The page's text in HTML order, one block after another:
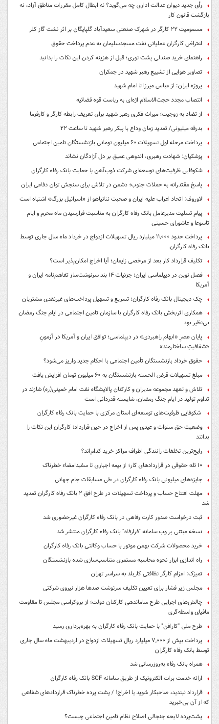
رأی جدید دیوان عدالت اداری چه می‌گوید؟ نه ابطال کامل مقررات مناطق آزاد، نه
بازگشت قانون کار
مسمومیت ۲۲ کارگر در شهرک صنعتی سعیدآباد گلپایگان بر اثر نشت گاز کلر
اعتراض کارگران عملیاتی نفت مسجدسلیمان به عدم پرداخت حقوق
راهنمای خرید صندلی پشت توری؛ قبل از هزینه کردن این نکات را بدانید
تصاویر هوایی از تشییع رهبر شهید در جمکران
پروژه ایران: از عباس میرزا تا امام شهید
انتصاب مجدد حجت‌الاسلام اژه‌ای به ریاست قوه‌ قضائیه
از تضاد به زوجیت؛ میراث فکری رهبر شهید برای تعریف رابطه کارگر و کارفرما
بدرقه میلیونی/ تمدید زمان وداع با پیکر رهبر شهید تا ساعت ۲۲
پرداخت مرحله اول تسهیلات ۶۰ میلیون تومانی بازنشستگان تامین اجتماعی
پزشکیان: شهادت رهبری، اندوهی عمیق بر دل آزادگان نشاند
شکوفایی ظرفیت‌های توسعه‌ای شرکت ذوب‌آهن با حمایت‌ بانک رفاه کارگران
پاسخ مقتدرانه به حملات جنوب؛ دشمن در تلاش برای سنجش توان دفاعی ایران
لاوروف: اتحاد اعراب علیه ایران و صحبت نتانیاهو از «اسرائیل بزرگ» اشتباه است
پیام تسلیت مدیرعامل بانک رفاه کارگران به مناسبت فرارسیدن ماه محرم و ایام
تاسوعا و عاشورای حسینی
پرداخت حدود ۱۱,۰۰۰ میلیارد ریال تسهیلات ازدواج در خرداد ماه سال جاری توسط
بانک رفاه کارگران
تکلیف قرارداد کار بعد از مرخصی زایمان؛ آیا اخراج امکان‌پذیر است؟
فصل نوین در دیپلماسی ایران؛ جزئیات ۱۴ بند سرنوشت‌ساز تفاهم‌نامه ایران و
آمریکا
چک دیجیتال بانک رفاه کارگران؛ تسریع و تسهیل پرداخت‌های غیرنقدی مشتریان
همکاری اثربخش بانک رفاه کارگران با سازمان تامین اجتماعی در ایام جنگ رمضان
بی‌نظیر بود
پایان عصرِ «ابهام راهبردی» در دیپلماسی؛ توافق ایران و آمریکا در آزمونِ
«شفافیتِ ساختارمند»
حقوق خرداد بازنشستگان تأمین اجتماعی با احکام جدید واریز می‌شود؟
مبلغ تسهیلات قرض الحسنه بازنشستگان به ۶۰ میلیون تومان افزایش یافت
تلاش و تعهد مجموعه مدیران و کارکنان پالایشگاه نفت امام خمینی(ره) شازند در
تداوم تولید در ایام جنگ رمضان، شایسته قدردانی است
شکوفایی ظرفیت‌های توسعه‌ای استان مرکزی با حمایت بانک رفاه کارگران
وضعیت حق سنوات و عیدی پس از اخراج در حین قرارداد؛ کارگران این نکات را
بدانند
رایج‌ترین تخلفات رانندگی اطراف مراکز خرید کدام‌اند؟
۱۰ تله حقوقی در قراردادهای کار؛ از بیمه اجباری تا سفیدامضاء خطرناک
جایزه‌های میلیونی بانک رفاه کارگران در طی مسابقات جام جهانی
مهلت افتتاح حساب و پرداخت تسهیلات در طرح افق ۲ بانک رفاه کارگران تمدید
شد
ثبت درخواست صدور کارت رفاهی در بانک رفاه کارگران غیرحضوری شد
نسخه مبتنی بر وب سامانه "فرارفاه" بانک رفاه کارگران منتشر شد
خرید محصولات شرکت بهمن موتور با حساب وکالتی بانک رفاه کارگران
راه اندازی ابزار نحوه محاسبه مستمری متناسب‌سازی شده بازنشستگان
تمیزک: اعزام کارگر نظافتی کاربلد به سراسر تهران
مجلس زیر فشار برای تعیین تکلیف سرنوشت صدها هزار نیروی شرکتی
چالش‌های اجرایی طرح ساماندهی کارکنان دولت؛ از بروکراسی مجلس تا مقاومت
مافیای واسطه‌گری
طرح ملی "کارافن" با حمایت بانک رفاه کارگران به بهره‌برداری رسید
پرداخت بیش از ۷,۰۰۰ میلیارد ریال تسهیلات ازدواج در اردیبهشت ماه سال جاری
توسط بانک رفاه کارگران
همراه بانک رفاه به‌روزرسانی شد
ارائه خدمت برات الکترونیک از طریق سامانه SCF بانک رفاه کارگران
قرارداد نبندید، صاحبکار شوید یا اخراج! / پشت پرده خطرناک قراردادهای شفاهی
که از آن بی‌خبرید
پشت‌پرده لایحه جنجالی اصلاح نظام تامین اجتماعی چیست؟